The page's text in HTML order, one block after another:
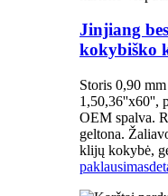
Jinjiang
kokybiško
Storis 0,90
1,50,36''x60'',
OEM spalva.
geltona.
klijų kokybė,
paklausimas